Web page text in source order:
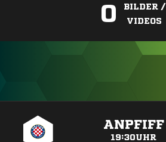
0
BILDER /
VIDEOS
ANPFIFF
19:30UHR